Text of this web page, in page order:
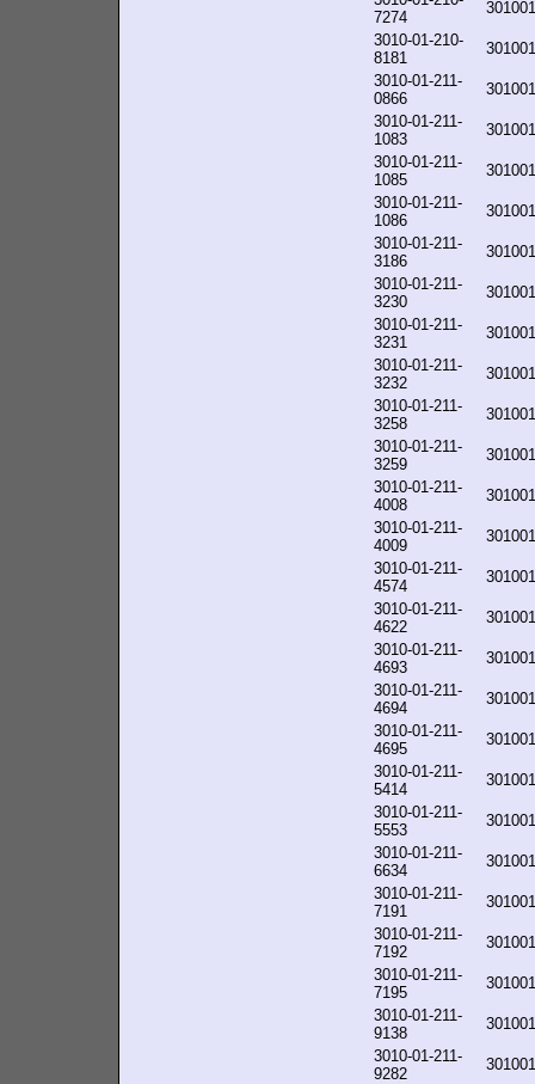
7274
3010-01-210-
8181
3010-01-211-
0866
3010-01-211-
1083
3010-01-211-
1085
3010-01-211-
1086
3010-01-211-
3186
3010-01-211-
3230
3010-01-211-
3231
3010-01-211-
3232
3010-01-211-
3258
3010-01-211-
3259
3010-01-211-
4008
3010-01-211-
4009
3010-01-211-
4574
3010-01-211-
4622
3010-01-211-
4693
3010-01-211-
4694
3010-01-211-
4695
3010-01-211-
5414
3010-01-211-
5553
3010-01-211-
6634
3010-01-211-
7191
3010-01-211-
7192
3010-01-211-
7195
3010-01-211-
9138
3010-01-211-
9282